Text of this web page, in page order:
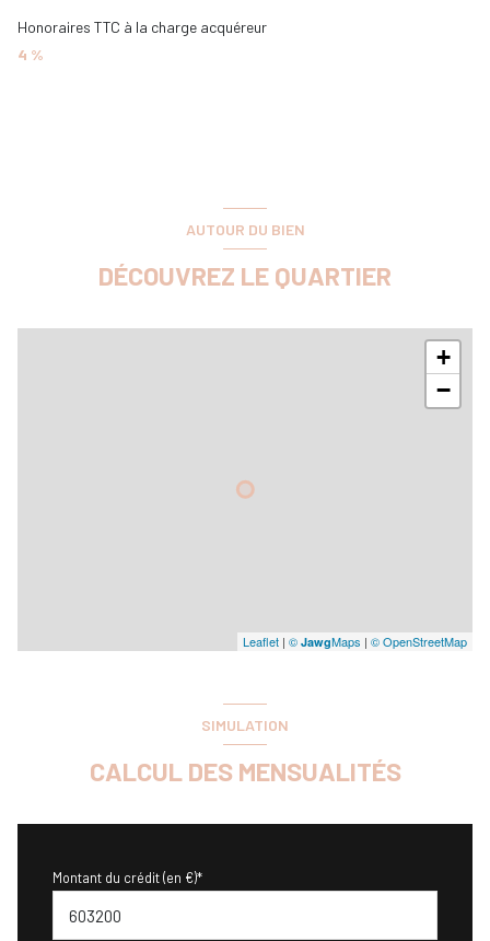
Honoraires TTC à la charge acquéreur
4 %
AUTOUR DU BIEN
DÉCOUVREZ LE QUARTIER
+
−
Leaflet | © JawgMaps | © OpenStreetMap
SIMULATION
CALCUL DES MENSUALITÉS
Montant du crédit (en €)*